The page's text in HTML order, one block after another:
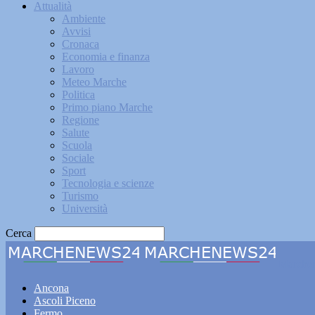
Attualità
Ambiente
Avvisi
Cronaca
Economia e finanza
Lavoro
Meteo Marche
Politica
Primo piano Marche
Regione
Salute
Scuola
Sociale
Sport
Tecnologia e scienze
Turismo
Università
Cerca
Ancona
Ascoli Piceno